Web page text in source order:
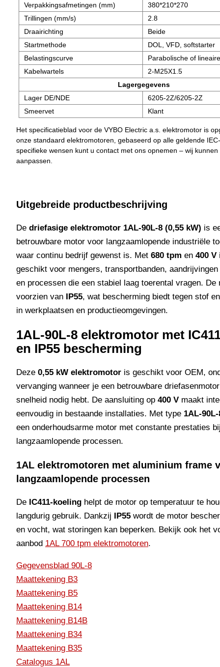
Verpakkingsafmetingen (mm)
380*210*270
Trillingen (mm/s)
2.8
Draairichting
Beide
Startmethode
DOL, VFD, softstarter
Belastingscurve
Parabolische of
Kabelwartels
2-M25X1.5
Lagergegevens
Lager DE/NDE
6205-2Z/6205-2Z
Smeervet
Klant
Het specificatieblad voor de VYBO Electric a.s. elektromotor is
onze standaard elektromotoren, gebaseerd op alle geldende
specifieke wensen kunt u contact met ons opnemen – wij
aanpassen.
Uitgebreide productbeschrijving
De driefasige elektromotor 1AL-90L-8 (0,55 kW) is
betrouwbare motor voor langzaamlopende industriële
waar continu bedrijf gewenst is. Met 680 tpm en 400 V
geschikt voor mengers, transportbanden,
en processen die een stabiel laag toerental vragen. De
voorzien van IP55, wat bescherming biedt tegen stof
in werkplaatsen en productieomgevingen.
1AL-90L-8 elektromotor met
en IP55 bescherming
Deze 0,55 kW elektromotor is geschikt voor OEM,
vervanging wanneer je een betrouwbare
snelheid nodig hebt. De aansluiting op 400 V maakt
eenvoudig in bestaande installaties. Met type 1AL-90L-
een onderhoudsarme motor met constante prestaties
langzaamlopende processen.
1AL elektromotoren met aluminium frame
langzaamlopende processen
De IC411-koeling helpt de motor op temperatuur te
langdurig gebruik. Dankzij IP55 wordt de motor
en vocht, wat storingen kan beperken. Bekijk ook het
aanbod 1AL 700 tpm elektromotoren.
Gegevensblad 90L-8
Maattekening B3
Maattekening B5
Maattekening B14
Maattekening B14B
Maattekening B34
Maattekening B35
Catalogus 1AL